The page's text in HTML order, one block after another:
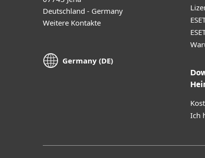
Deutschland - Germany
Weitere Kontakte
Germany (DE)
Ich